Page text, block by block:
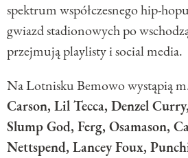
spektrum współczesnego hip-
gwiazd stadionowych po
przejmują playlisty i social media.
Na Lotnisku Bemowo wystąpią
Carson, Lil Tecca, Denzel
Slump God, Ferg, Osamason,
Nettspend, Lancey Foux,